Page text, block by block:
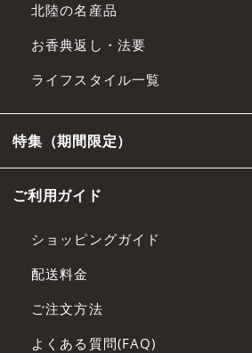
北陸の名産品
お香典返し・法要
ライフスタイル一覧
特集（期間限定）
ご利用ガイド
ショッピングガイド
配送料金
ご注文方法
よくある質問(FAQ)